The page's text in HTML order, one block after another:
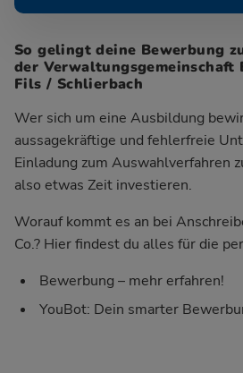
So gelingt deine Bewerbung
der Verwaltungsgemeinschaft
Fils / Schlierbach
Wer sich um eine Ausbildung
aussagekräftige und fehlerfreie
Einladung zum Auswahlverfahren
also etwas Zeit investieren.
Worauf kommt es an bei
Co.? Hier findest du alles für die
Bewerbung – mehr erfahren!
YouBot: Dein smarter